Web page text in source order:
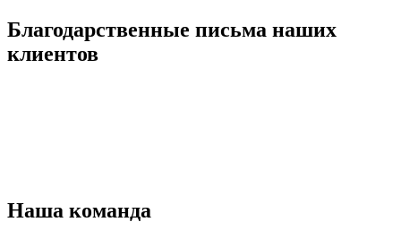
Благодарственные письма наших
клиентов
Наша команда